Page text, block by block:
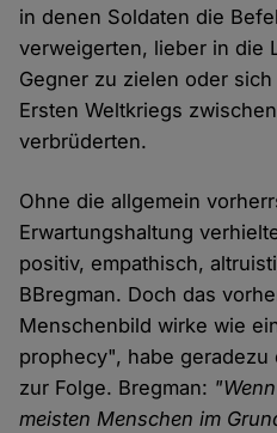
in denen Soldaten die
verweigerten, lieber in die
Gegner zu zielen oder
Ersten Weltkriegs
verbrüderten.
Ohne die allgemein
Erwartungshaltung
positiv, empathisch,
BBregman. Doch das
Menschenbild wirke wie
prophecy", habe
zur Folge. Bregman:
meisten Menschen im